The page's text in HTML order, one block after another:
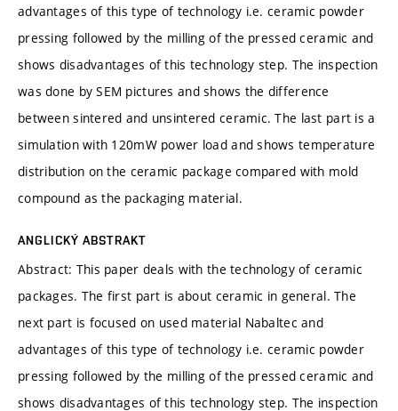
advantages of this type of technology i.e. ceramic powder
pressing followed by the milling of the pressed ceramic and
shows disadvantages of this technology step. The inspection
was done by SEM pictures and shows the difference
between sintered and unsintered ceramic. The last part is a
simulation with 120mW power load and shows temperature
distribution on the ceramic package compared with mold
compound as the packaging material.
ANGLICKÝ ABSTRAKT
Abstract: This paper deals with the technology of ceramic
packages. The first part is about ceramic in general. The
next part is focused on used material Nabaltec and
advantages of this type of technology i.e. ceramic powder
pressing followed by the milling of the pressed ceramic and
shows disadvantages of this technology step. The inspection